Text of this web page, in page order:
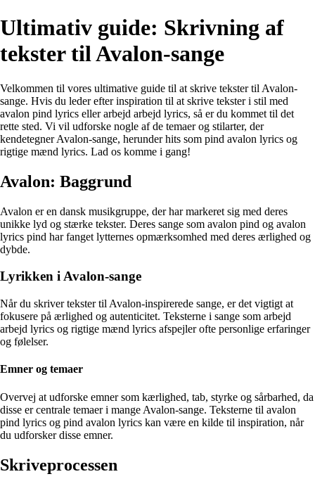
Ultimativ guide: Skrivning af
tekster til Avalon-sange
Velkommen til vores ultimative guide til at skrive tekster til Avalon-
sange. Hvis du leder efter inspiration til at skrive tekster i stil med
avalon pind lyrics eller arbejd arbejd lyrics, så er du kommet til det
rette sted. Vi vil udforske nogle af de temaer og stilarter, der
kendetegner Avalon-sange, herunder hits som pind avalon lyrics og
rigtige mænd lyrics. Lad os komme i gang!
Avalon: Baggrund
Avalon er en dansk musikgruppe, der har markeret sig med deres
unikke lyd og stærke tekster. Deres sange som avalon pind og avalon
lyrics pind har fanget lytternes opmærksomhed med deres ærlighed og
dybde.
Lyrikken i Avalon-sange
Når du skriver tekster til Avalon-inspirerede sange, er det vigtigt at
fokusere på ærlighed og autenticitet. Teksterne i sange som arbejd
arbejd lyrics og rigtige mænd lyrics afspejler ofte personlige erfaringer
og følelser.
Emner og temaer
Overvej at udforske emner som kærlighed, tab, styrke og sårbarhed, da
disse er centrale temaer i mange Avalon-sange. Teksterne til avalon
pind lyrics og pind avalon lyrics kan være en kilde til inspiration, når
du udforsker disse emner.
Skriveprocessen